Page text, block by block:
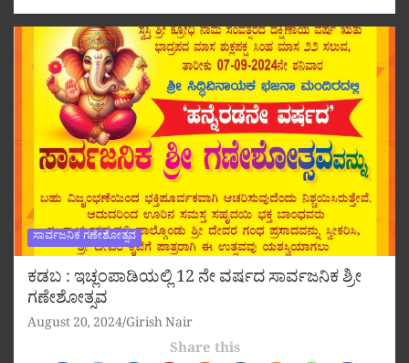
ಸಾರ್ವಜನಿಕ ಗಣೇಶೋತ್ಸವ
ಕಡಬ : ಇಚ್ಲಂಪಾಡಿಯಲ್ಲಿ 12 ನೇ ವರ್ಷದ ಸಾರ್ವಜನಿಕ ಶ್ರೀ
ಗಣೇಶೋತ್ಸವ
August 20, 2024 Girish Nair
Share this